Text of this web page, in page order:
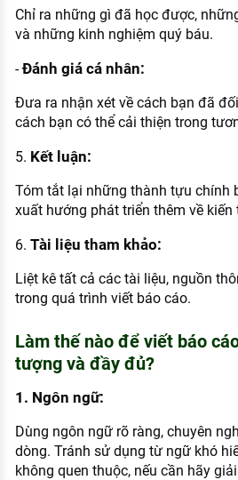
Chỉ ra những gì đã học được,
và những kinh nghiệm quý báu.
-Đánh giá cá nhân:
Đưa ra nhận xét về cách bạn đã
cách bạn có thể cải thiện trong
5. Kết luận:
Tóm tắt lại những thành tựu chính
xuất hướng phát triển thêm về kiến
6. Tài liệu tham khảo:
Liệt kê tất cả các tài liệu, nguồn
trong quá trình viết báo cáo.
Làm thế nào để viết báo
tượng và đầy đủ?
1. Ngôn ngữ:
Dùng ngôn ngữ rõ ràng, chuyên
dòng. Tránh sử dụng từ ngữ khó
không quen thuộc, nếu cần hãy